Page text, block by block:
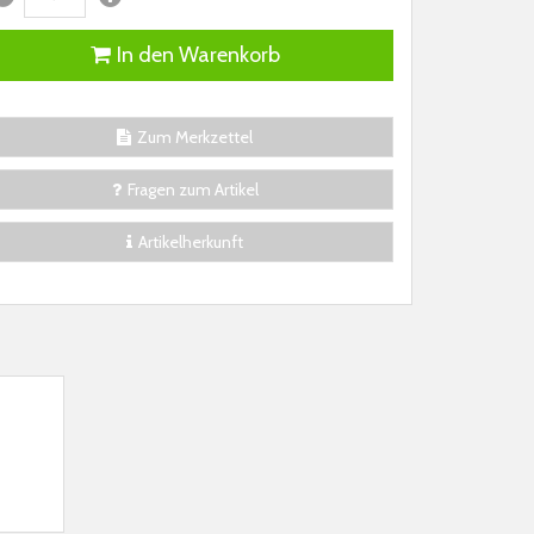
In den Warenkorb
Zum Merkzettel
Fragen zum Artikel
Artikelherkunft